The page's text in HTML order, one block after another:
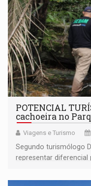
POTENCIAL
cachoeira no
Viagens e Turismo
Segundo turismólogo
representar